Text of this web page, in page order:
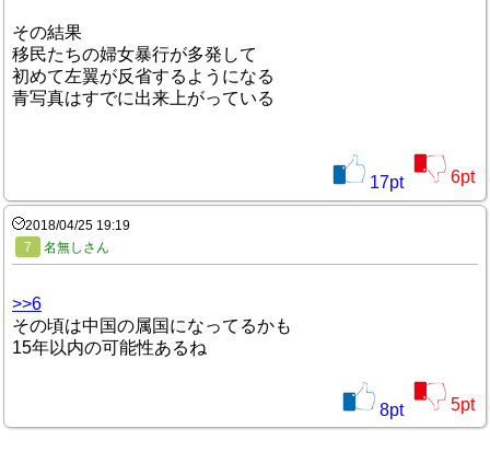
その結果
移民たちの婦女暴行が多発して
初めて左翼が反省するようになる
青写真はすでに出来上がっている
17pt 6pt
2018/04/25 19:19
7
名無しさん
>>6
その頃は中国の属国になってるかも
15年以内の可能性あるね
8pt 5pt